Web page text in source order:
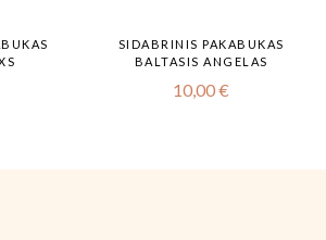
SIDABRINIS PAKABUKAS
BALTASIS ANGELAS
10,00€